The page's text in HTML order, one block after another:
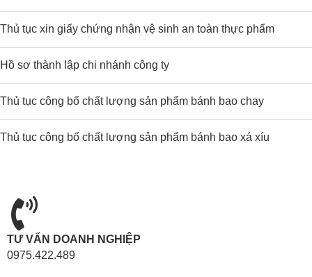
Thủ tục xin giấy chứng nhận vệ sinh an toàn thực phẩm
Hồ sơ thành lập chi nhánh công ty
Thủ tục công bố chất lượng sản phẩm bánh bao chay
Thủ tục công bố chất lượng sản phẩm bánh bao xá xíu
TƯ VẤN DOANH NGHIỆP
0975.422.489